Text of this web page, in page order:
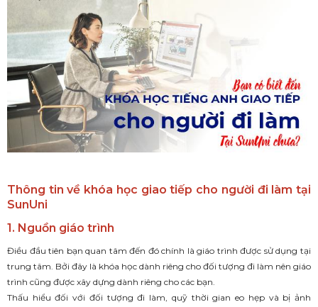
Thông tin về khóa học giao tiếp cho người đi làm tại
SunUni
1. Nguồn giáo trình
Điều đầu tiên bạn quan tâm đến đó chính là giáo trình được sử dụng tại
trung tâm. Bởi đây là khóa học dành riêng cho đối tượng đi làm nên giáo
trình cũng được xây dựng dành riêng cho các bạn.
Thấu hiểu đối với đối tượng đi làm, quỹ thời gian eo hẹp và bị ảnh